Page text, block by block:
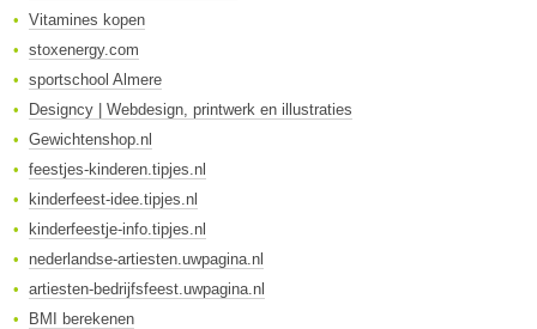
Vitamines kopen
stoxenergy.com
sportschool Almere
Designcy | Webdesign, printwerk en illustraties
Gewichtenshop.nl
feestjes-kinderen.tipjes.nl
kinderfeest-idee.tipjes.nl
kinderfeestje-info.tipjes.nl
nederlandse-artiesten.uwpagina.nl
artiesten-bedrijfsfeest.uwpagina.nl
BMI berekenen